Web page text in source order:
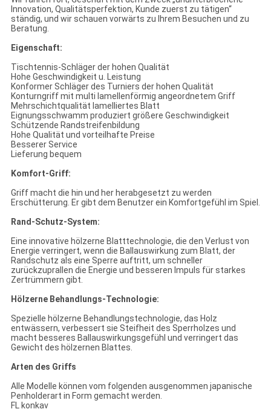
Innovation, Qualitätsperfektion, Kunde zuerst zu tätigen“
ständig, und wir schauen vorwärts zu Ihrem Besuchen und zu
Beratung.
Eigenschaft:
Tischtennis-Schläger der hohen Qualität
Hohe Geschwindigkeit u. Leistung
Konformer Schläger des Turniers der hohen Qualität
Konturngriff mit multi lamellenförmig angeordnetem Griff
Mehrschichtqualität lamelliertes Blatt
Eignungsschwamm produziert größere Geschwindigkeit
Schützende Randstreifenbildung
Hohe Qualität und vorteilhafte Preise
Besserer Service
Lieferung bequem
Komfort-Griff:
Griff macht die hin und her herabgesetzt zu werden
Erschütterung. Er gibt dem Benutzer ein Komfortgefühl im Spiel.
Rand-Schutz-System:
Eine innovative hölzerne Blatttechnologie, die den Verlust von
Energie verringert, wenn die Ballauswirkung zum Blatt, der
Randschutz als eine Sperre auftritt, um schneller
zurückzuprallen die Energie und besseren Impuls für starkes
Zertrümmern gibt.
Hölzerne Behandlungs-Technologie:
Spezielle hölzerne Behandlungstechnologie, das Holz
entwässern, verbessert sie Steifheit des Sperrholzes und
macht besseres Ballauswirkungsgefühl und verringert das
Gewicht des hölzernen Blattes.
Arten des Griffs
Alle Modelle können vom folgenden ausgenommen japanische
Penholderart in Form gemacht werden.
FL konkav